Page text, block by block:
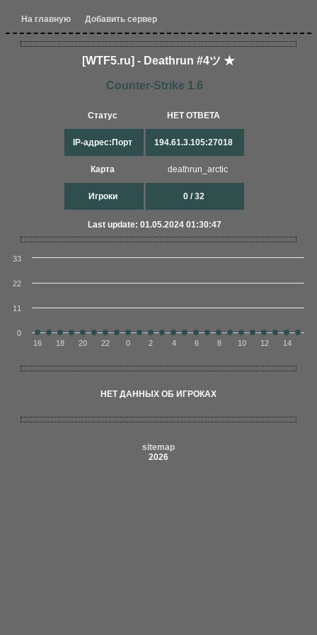
На главную Добавить сервер
[WTF5.ru] - Deathrun #4ツ ★
Counter-Strike 1.6
Статус
IP-адрес:Порт
Карта
Игроки
НЕТ ОТВЕТА
194.61.3.105:27018
deathrun_arctic
0 / 32
Last update: 01.05.2024 01:30:47
16 18 20 22 0 2 4 6 8 10 12 14
0
11
22
33
НЕТ ДАННЫХ ОБ ИГРОКАХ
sitemap
2026